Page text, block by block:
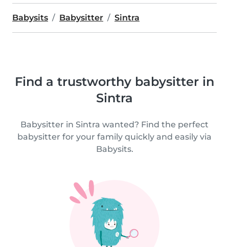
Babysits Babysitter Sintra
Find a trustworthy babysitter in
Sintra
Babysitter in Sintra wanted? Find the perfect
babysitter for your family quickly and easily via
Babysits.